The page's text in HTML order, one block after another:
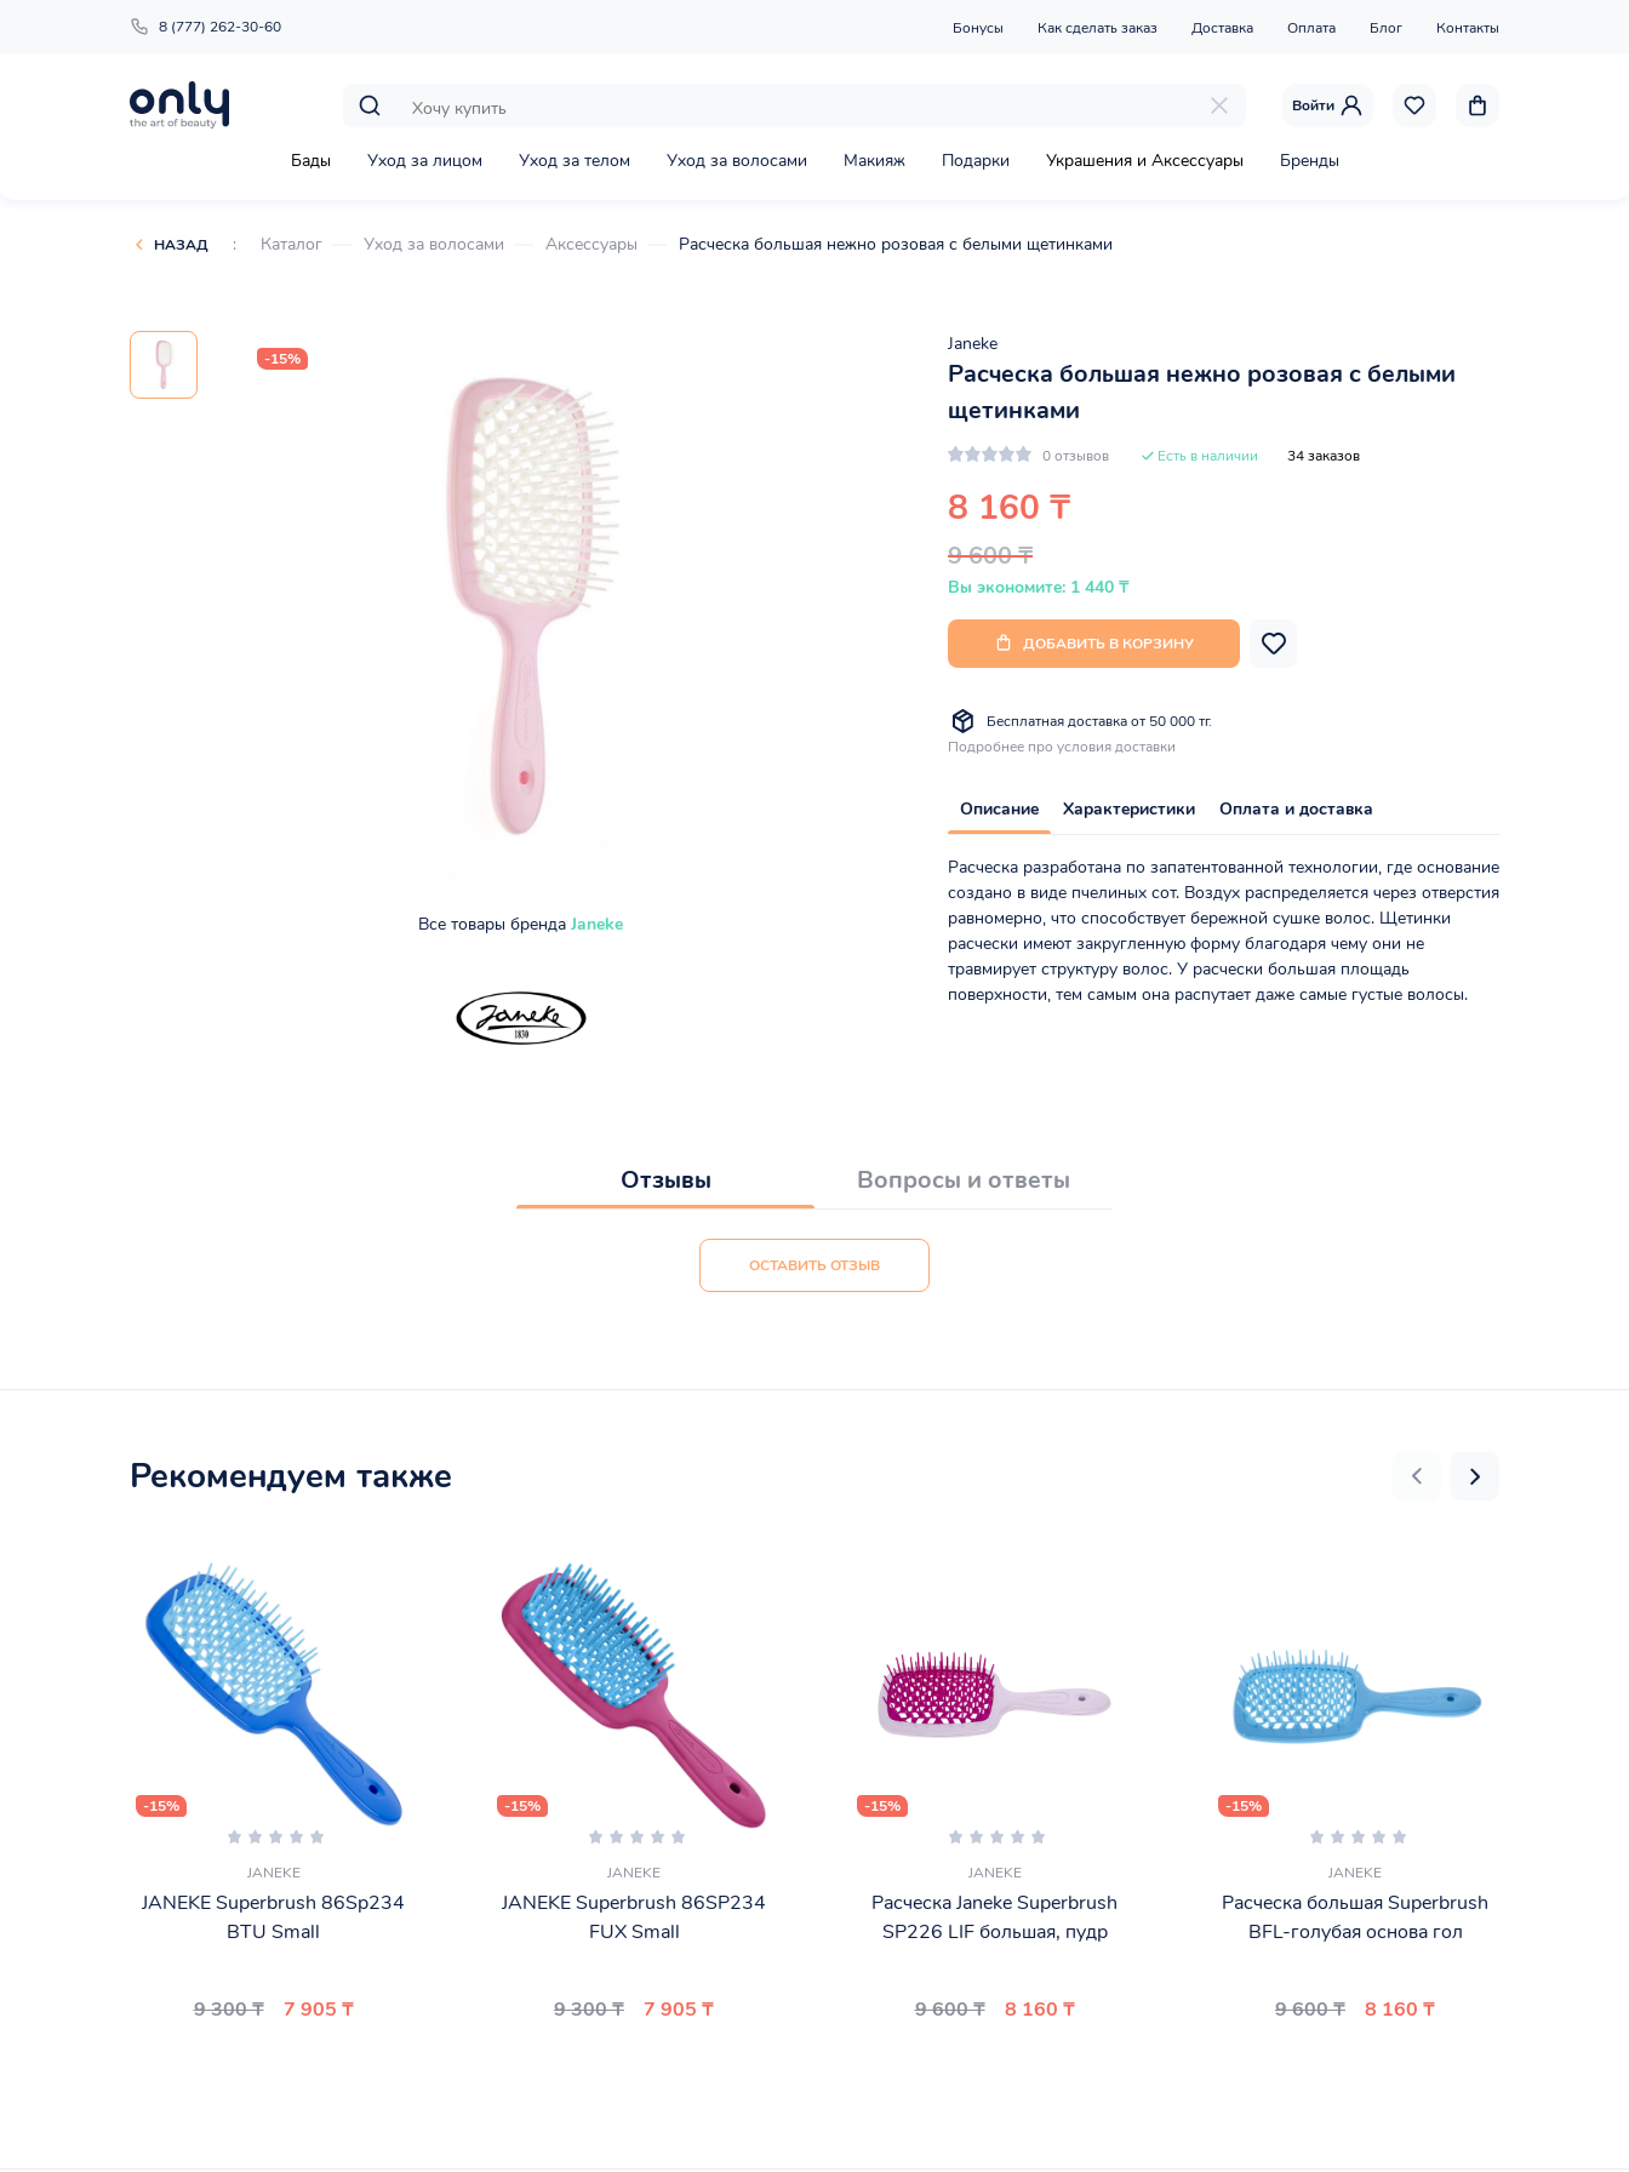
8 (777) 262-30-60 Бонусы Как сделать заказ Доставка Оплата Блог Контакты
Войти
Бады Уход за лицом Уход за телом Уход за волосами Макияж Подарки Украшения и Аксессуары Бренды
НАЗАД : Каталог Уход за волосами Аксессуары Расческа большая нежно розовая с белыми щетинками
-15%
Все товары бренда Janeke
Janeke
Расческа большая нежно розовая с белыми
щетинками
0 отзывов Есть в наличии 34 заказов
8 160 ₸
9 600 ₸
Вы экономите: 1 440 ₸
ДОБАВИТЬ В КОРЗИНУ
Бесплатная доставка от 50 000 тг.
Подробнее про условия доставки
Описание Характеристики Оплата и доставка
Расческа разработана по запатентованной технологии, где основание
создано в виде пчелиных сот. Воздух распределяется через отверстия
равномерно, что способствует бережной сушке волос. Щетинки
расчески имеют закругленную форму благодаря чему они не
травмирует структуру волос. У расчески большая площадь
поверхности, тем самым она распутает даже самые густые волосы.
Отзывы Вопросы и ответы
ОСТАВИТЬ ОТЗЫВ
Рекомендуем также
-15%
JANEKE
JANEKE Superbrush 86Sp234
BTU Small
9 300 ₸ 7 905 ₸
-15%
JANEKE
JANEKE Superbrush 86SP234
FUX Small
9 300 ₸ 7 905 ₸
-15%
JANEKE
Расческа Janeke Superbrush
SP226 LIF большая, пудр
9 600 ₸ 8 160 ₸
-15%
JANEKE
Расческа большая Superbrush
BFL-голубая основа гол
9 600 ₸ 8 160 ₸